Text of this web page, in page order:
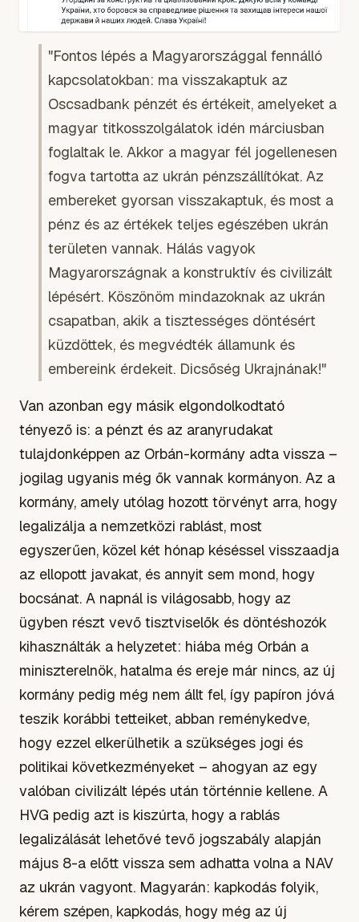
"Fontos lépés a Magyarországgal fennálló
kapcsolatokban: ma visszakaptuk az
Oscsadbank pénzét és értékeit, amelyeket a
magyar titkosszolgálatok idén márciusban
foglaltak le. Akkor a magyar fél jogellenesen
fogva tartotta az ukrán pénzszállítókat. Az
embereket gyorsan visszakaptuk, és most a
pénz és az értékek teljes egészében ukrán
területen vannak. Hálás vagyok
Magyarországnak a konstruktív és civilizált
lépésért. Köszönöm mindazoknak az ukrán
csapatban, akik a tisztességes döntésért
küzdöttek, és megvédték államunk és
embereink érdekeit. Dicsőség Ukrajnának!"
Van azonban egy másik elgondolkodtató
tényező is: a pénzt és az aranyrudakat
tulajdonképpen az Orbán-kormány adta vissza –
jogilag ugyanis még ők vannak kormányon. Az a
kormány, amely utólag hozott törvényt arra, hogy
legalizálja a nemzetközi rablást, most
egyszerűen, közel két hónap késéssel visszaadja
az ellopott javakat, és annyit sem mond, hogy
bocsánat. A napnál is világosabb, hogy az
ügyben részt vevő tisztviselők és döntéshozók
kihasználták a helyzetet: hiába még Orbán a
miniszterelnök, hatalma és ereje már nincs, az új
kormány pedig még nem állt fel, így papíron jóvá
teszik korábbi tetteiket, abban reménykedve,
hogy ezzel elkerülhetik a szükséges jogi és
politikai következményeket – ahogyan az egy
valóban civilizált lépés után történnie kellene. A
HVG pedig azt is kiszúrta, hogy a rablás
legalizálását lehetővé tevő jogszabály alapján
május 8-a előtt vissza sem adhatta volna a NAV
az ukrán vagyont. Magyarán: kapkodás folyik,
kérem szépen, kapkodás, hogy még az új